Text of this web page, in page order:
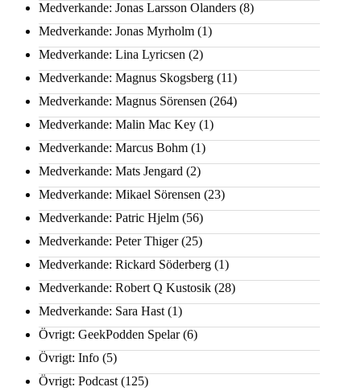
Medverkande: Jonas Larsson Olanders (8)
Medverkande: Jonas Myrholm (1)
Medverkande: Lina Lyricsen (2)
Medverkande: Magnus Skogsberg (11)
Medverkande: Magnus Sörensen (264)
Medverkande: Malin Mac Key (1)
Medverkande: Marcus Bohm (1)
Medverkande: Mats Jengard (2)
Medverkande: Mikael Sörensen (23)
Medverkande: Patric Hjelm (56)
Medverkande: Peter Thiger(25)
Medverkande: Rickard Söderberg (1)
Medverkande: Robert Q Kustosik (28)
Medverkande: Sara Hast (1)
Övrigt: GeekPodden Spelar(6)
Övrigt: Info (5)
Övrigt: Podcast (125)